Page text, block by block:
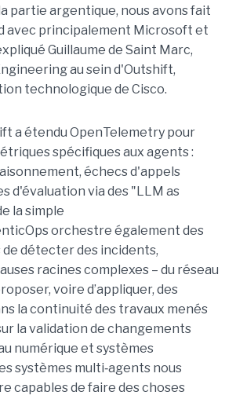
partie argentique, nous avons fait
avec principalement Microsoft et
Guillaume de Saint Marc,
au sein d'Outshift,
technologique de Cisco.
a étendu OpenTelemetry pour
spécifiques aux agents :
échecs d'appels
d'évaluation via des "LLM as
la simple
orchestre également des
détecter des incidents,
racines complexes – du réseau
voire d’appliquer, des
la continuité des travaux menés
la validation de changements
numérique et systèmes
systèmes multi‑agents nous
capables de faire des choses